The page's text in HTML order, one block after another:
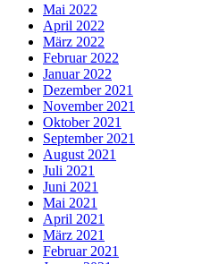
Mai 2022
April 2022
März 2022
Februar 2022
Januar 2022
Dezember 2021
November 2021
Oktober 2021
September 2021
August 2021
Juli 2021
Juni 2021
Mai 2021
April 2021
März 2021
Februar 2021